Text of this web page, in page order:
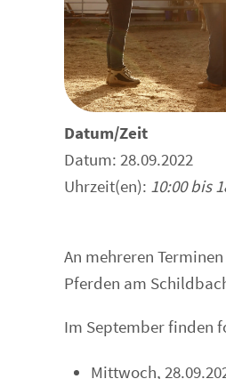
Datum/Zeit
Datum: 28.09.2022
Uhrzeit(en): 10:00 bis
An mehreren
Pferden am
Im September finden
Mittwoch,